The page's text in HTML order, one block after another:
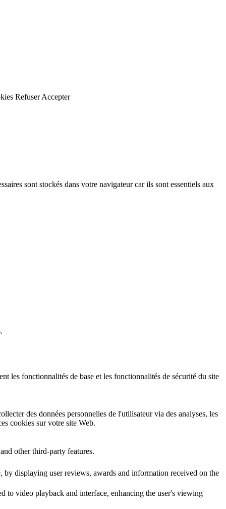
Refuser Accepter
sont stockés dans votre navigateur car ils sont essentiels aux
les fonctionnalités de base et les fonctionnalités de sécurité du site
des données personnelles de l'utilisateur via des analyses, les
cookies sur votre site Web.
other third-party features.
displaying user reviews, awards and information received on the
to video playback and interface, enhancing the user's viewing